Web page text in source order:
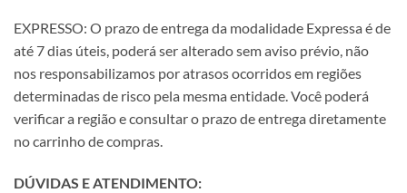
EXPRESSO: O prazo de entrega da modalidade Expressa é de
até 7 dias úteis, poderá ser alterado sem aviso prévio, não
nos responsabilizamos por atrasos ocorridos em regiões
determinadas de risco pela mesma entidade. Você poderá
verificar a região e consultar o prazo de entrega diretamente
no carrinho de compras.
DÚVIDAS E ATENDIMENTO: